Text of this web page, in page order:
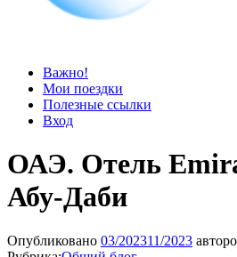
Просто блог
Мир удивительней, чем кажется
Важно!
Мои поездки
Полезные ссылки
Вход
ОАЭ. Отель
Абу-Даби
Опубликовано 03/202311/2023